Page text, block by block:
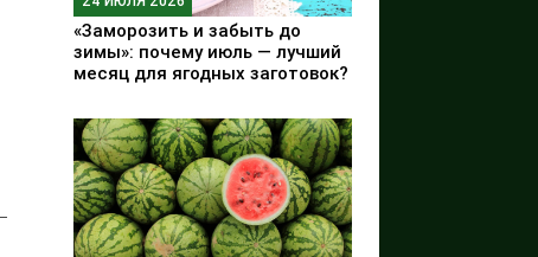
«Заморозить и забыть до
зимы»: почему июль — лучший
месяц для ягодных заготовок?